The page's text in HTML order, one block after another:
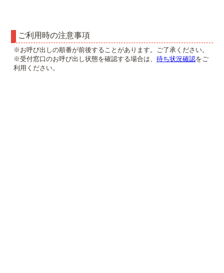
ご利用時の注意事項
※お呼び出しの順番が前後することがあります。ご了承ください。
※受付窓口のお呼び出し状態を確認する場合は、 待ち状況確認をご
利用ください。